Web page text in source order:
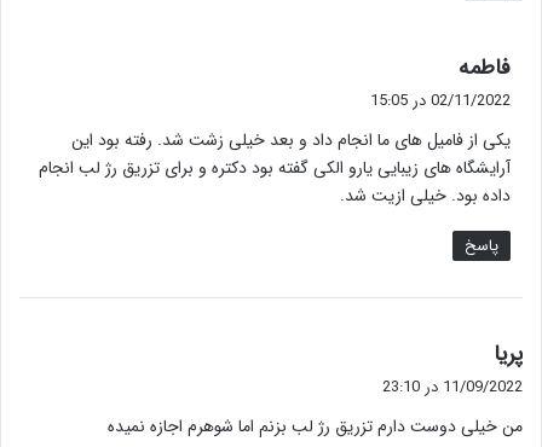
فاطمه
ف
:
02/11/2022 در 15:05
یکی از فامیل های ما انجام داد و بعد خیلی زشت شد. رفته بود این
آرایشگاه های زیبایی یارو الکی گفته بود دکتره و برای تزریق رژ لب انجام
داده بود. خیلی ازیت شد.
پاسخ
پریا
ف
:
11/09/2022 در 23:10
من خیلی دوست دارم تزریق رژ لب بزنم اما شوهرم اجازه نمیده